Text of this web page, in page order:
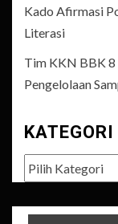
Kado Afirmasi
Literasi
Tim KKN BBK
Pengelolaan
KATEGORI
Kategori